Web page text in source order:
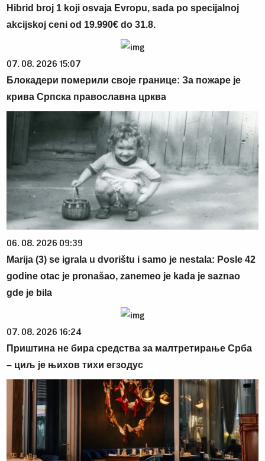
Hibrid broj 1 koji osvaja Evropu, sada po specijalnoj
akcijskoj ceni od 19.990€ do 31.8.
07. 08. 2026 15:07
Блокадери померили своје границе: За пожаре је
крива Српска православна црква
06. 08. 2026 09:39
Marija (3) se igrala u dvorištu i samo je nestala: Posle 42
godine otac je pronašao, zanemeo je kada je saznao
gde je bila
07. 08. 2026 16:24
Приштина не бира средства за малтретирање Срба
– циљ је њихов тихи егзодус